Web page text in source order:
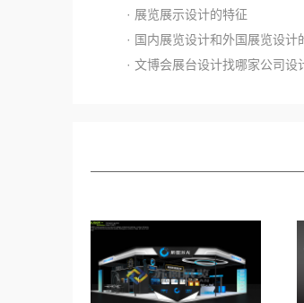
· 展览展示设计的特征
· 国内展览设计和外国展览设计
· 文博会展台设计找哪家公司设